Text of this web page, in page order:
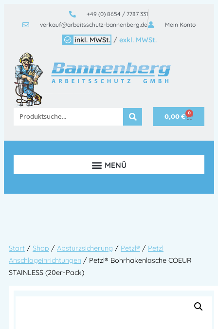
+49 (0) 8654 / 7787 331
verkauf@arbeitsschutz-bannenberg.de
Mein Konto
inkl. MWSt. / exkl. MWSt.
0,00€ 0
Start / Shop / Absturzsicherung / Petzl® / Petzl
Anschlageinrichtungen / Petzl® Bohrhakenlasche COEUR
STAINLESS (20er-Pack)